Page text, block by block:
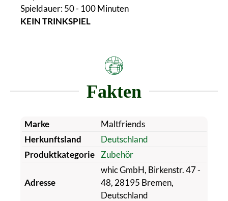
Spieldauer: 50 - 100 Minuten
KEIN TRINKSPIEL
Fakten
Marke
Maltfriends
Herkunftsland
Deutschland
Produktkategorie
Zubehör
Adresse
whic GmbH, Birkenstr. 47 -
48, 28195 Bremen,
Deutschland